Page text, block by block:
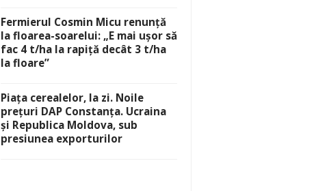
Fermierul Cosmin Micu renunță
la floarea-soarelui: „E mai ușor să
fac 4 t/ha la rapiță decât 3 t/ha
la floare”
Piața cerealelor, la zi. Noile
prețuri DAP Constanța. Ucraina
și Republica Moldova, sub
presiunea exporturilor